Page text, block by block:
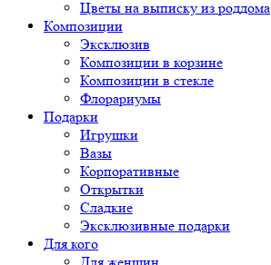
Цветы на выписку из роддома
Композиции
Эксклюзив
Композиции в корзине
Композиции в стекле
Флорариумы
Подарки
Игрушки
Вазы
Корпоративные
Открытки
Сладкие
Эксклюзивные подарки
Для кого